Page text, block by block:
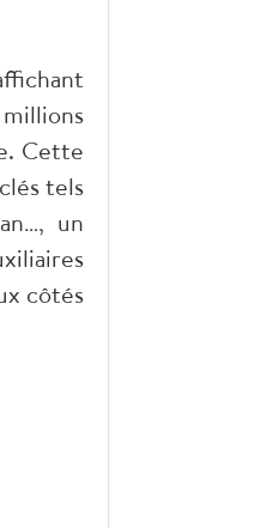
Cette
tels
un
côtés